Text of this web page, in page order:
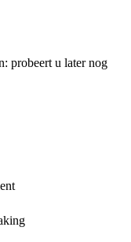
probeert u later nog